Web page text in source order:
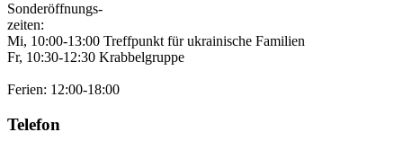
Sonderöffnungs-
zeiten:
Mi, 10:00-13:00 Treffpunkt für ukrainische Familien
Fr, 10:30-12:30 Krabbelgruppe
Ferien: 12:00-18:00
Telefon